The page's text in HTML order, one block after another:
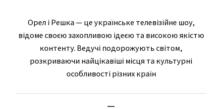
Орел і Решка — це українське телевізійне шоу,
відоме своєю захопливою ідеєю та високою якістю
контенту. Ведучі подорожують світом,
розкриваючи найцікавіші місця та культурні
особливості різних країн